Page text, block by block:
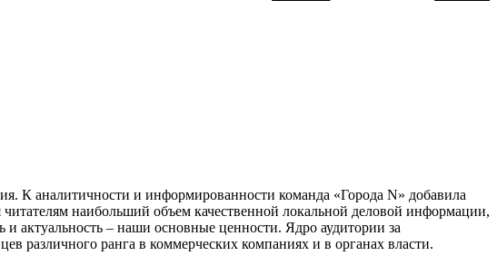
К аналитичности и информированности команда «Города N» добавила
наибольший объем качественной локальной деловой информации,
актуальность – наши основные ценности. Ядро аудитории за
различного ранга в коммерческих компаниях и в органах власти.